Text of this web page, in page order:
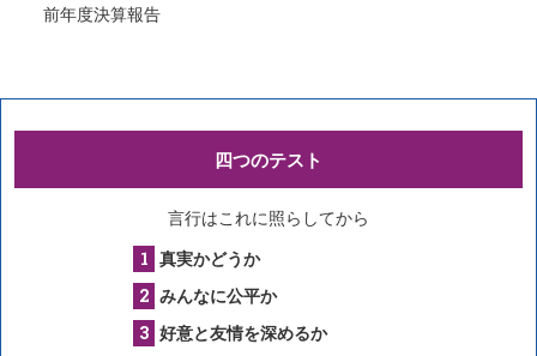
前年度決算報告
四つのテスト
言行はこれに照らしてから
真実かどうか
みんなに公平か
好意と友情を深めるか